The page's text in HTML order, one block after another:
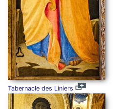
Tabernacle des Liniers